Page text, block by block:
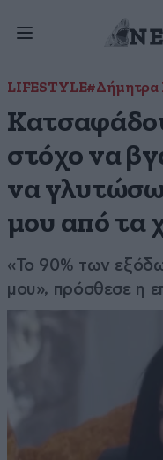
LIFESTYLE#Δήμητρα
στόχο να
να γλυτώσω
μου από τα
«Το 90% των
μου», πρόσθεσε η